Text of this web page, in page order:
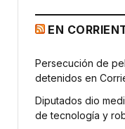
EN
Persecución de
detenidos en
Diputados dio
de tecnología y